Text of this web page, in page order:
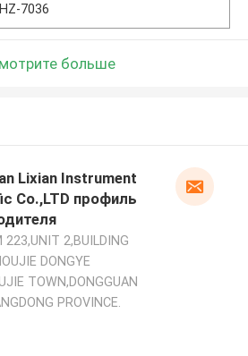
HZ-7036
больше
Lixian Instrument
Co.,LTD профиль
223,UNIT 2,BUILDING
DONGYE
TOWN,DONGGUAN
PROVINCE.